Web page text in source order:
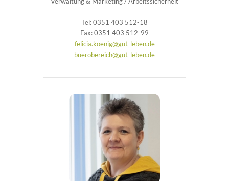
Tel: 0351 403 512-18
Fax: 0351 403 512-99
felicia.koenig@gut-leben.de
buerobereich@gut-leben.de